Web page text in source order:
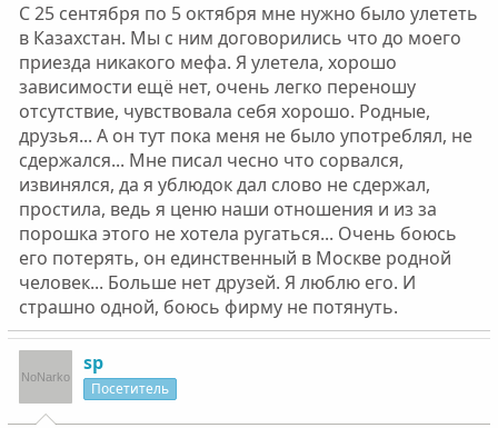
С 25 сентября по 5 октября мне нужно было улететь
в Казахстан. Мы с ним договорились что до моего
приезда никакого мефа. Я улетела, хорошо
зависимости ещё нет, очень легко переношу
отсутствие, чувствовала себя хорошо. Родные,
друзья... А он тут пока меня не было употреблял, не
сдержался... Мне писал чесно что сорвался,
извинялся, да я ублюдок дал слово не сдержал,
простила, ведь я ценю наши отношения и из за
порошка этого не хотела ругаться... Очень боюсь
его потерять, он единственный в Москве родной
человек... Больше нет друзей. Я люблю его. И
страшно одной, боюсь фирму не потянуть.
sp
Посетитель